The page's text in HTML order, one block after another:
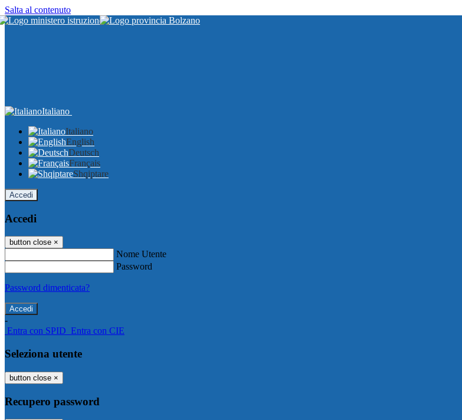
Salta al contenuto
Italiano
Italiano
English
Deutsch
Français
Shqiptare
Accedi
Accedi
button close ×
Nome Utente
Password
Password dimenticata?
-
Entra con SPID Entra con CIE
Seleziona utente
button close ×
Recupero password